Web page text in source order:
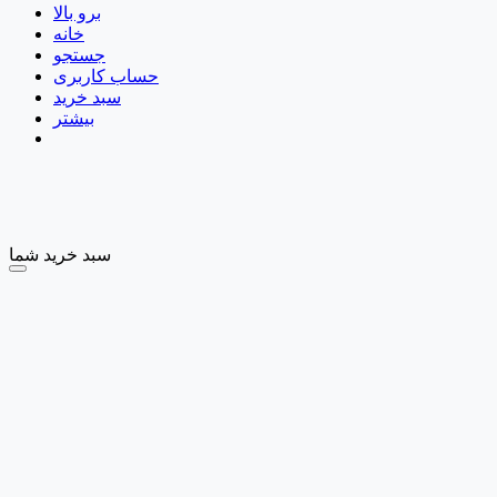
برو بالا
خانه
جستجو
حساب کاربری
سبد خرید
بیشتر
سبد خرید شما